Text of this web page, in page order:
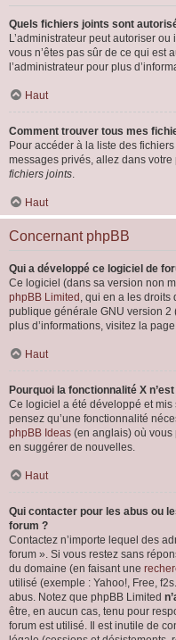
Quels fichiers joints sont
L’administrateur peut autoriser
vous n’êtes pas sûr de ce qui est
l’administrateur pour plus
Haut
Comment trouver tous mes
Pour accéder à la liste des
messages privés, allez dans
fichiers joints.
Haut
Concernant phpBB
Qui a développé ce logiciel de
Ce logiciel (dans sa version non
phpBB Limited , qui en a les droits
publique générale GNU version 2
plus d’informations, visitez la
Haut
Pourquoi la fonctionnalité X
Ce logiciel a été développé et
pensez qu’une fonctionnalité
phpBB Ideas (en anglais) où vous
en suggérer de nouvelles.
Haut
Qui contacter pour les abus ou
forum ?
Contactez n’importe lequel des
forum ». Si vous restez sans
du domaine (en faisant une
utilisé (exemple : Yahoo!, Free,
abus. Notez que phpBB Limited
être, en aucun cas, tenu pour
forum est utilisé. Il est inutile de